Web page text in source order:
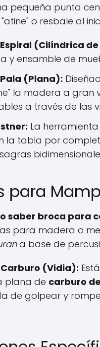
pequeña punta
o resbale al
(Cilíndrica
y ensamble de
(Plana):
la madera a gran
a través de las
La
la tabla por
para
saber broca para
para madera o
a base de
(Vidia):
plana de carburo
de golpear y